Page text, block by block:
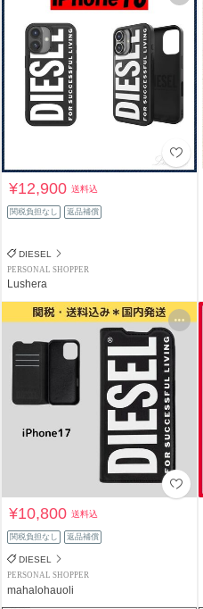
¥12,900送料込
関税負担なし 返品補償
DIESEL
PERSONAL SHOPPER
Lushera
¥10,800送料込
関税負担なし 返品補償
DIESEL
PERSONAL SHOPPER
mahalohauoli